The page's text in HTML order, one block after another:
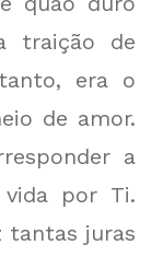
traição de
era o
de amor.
a
por Ti.
tantas juras